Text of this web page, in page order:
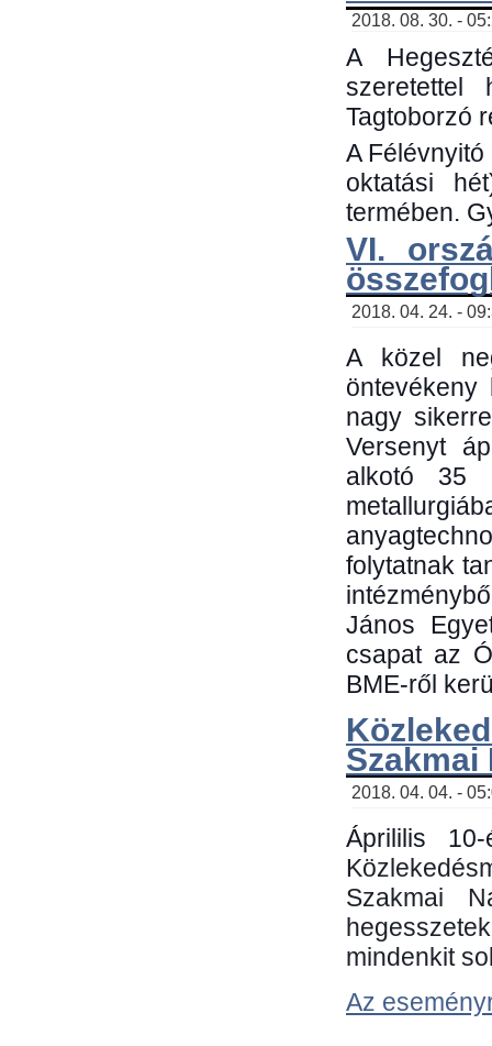
2018. 08. 30. -
A
szeretettel
Tagtoborzó
A
oktatási
termében.
VI.
2018. 04. 24. -
A közel
nagy
Versenyt
alkotó 35
folytatnak
János
csapat az
BME-ről
Szakmai
2018. 04. 04. -
Áprililis
Szakmai
mindenkit
Az